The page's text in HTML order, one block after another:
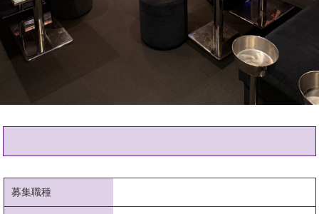
募集職種